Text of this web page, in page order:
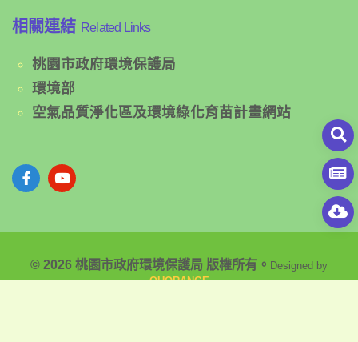
相關連結 Related Links
桃園市政府環境保護局
環境部
空氣品質淨化區及環境綠化育苗計畫網站
© 2026 桃園市政府環境保護局 版權所有。 Designed by
OUORANGE